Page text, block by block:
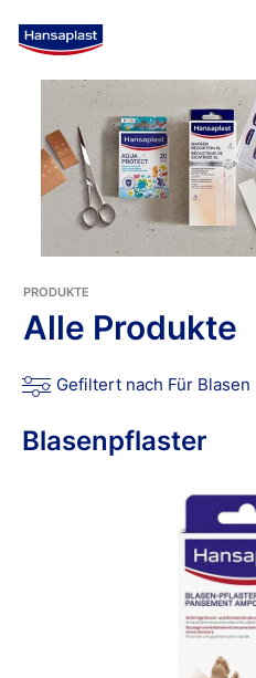
PRODUKTE
Alle Produkte
Gefiltert nach Für Blasen
Blasenpflaster